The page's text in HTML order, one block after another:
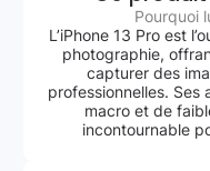
Pourquoi
L’iPhone 13 Pro est
photographie,
capturer des
professionnelles. Ses
macro et de
incontournable